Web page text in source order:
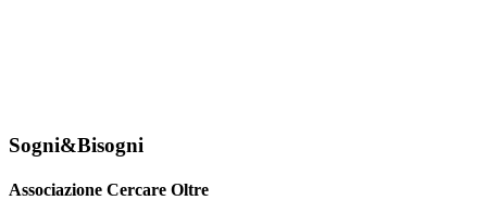
Sogni&Bisogni
Associazione Cercare Oltre